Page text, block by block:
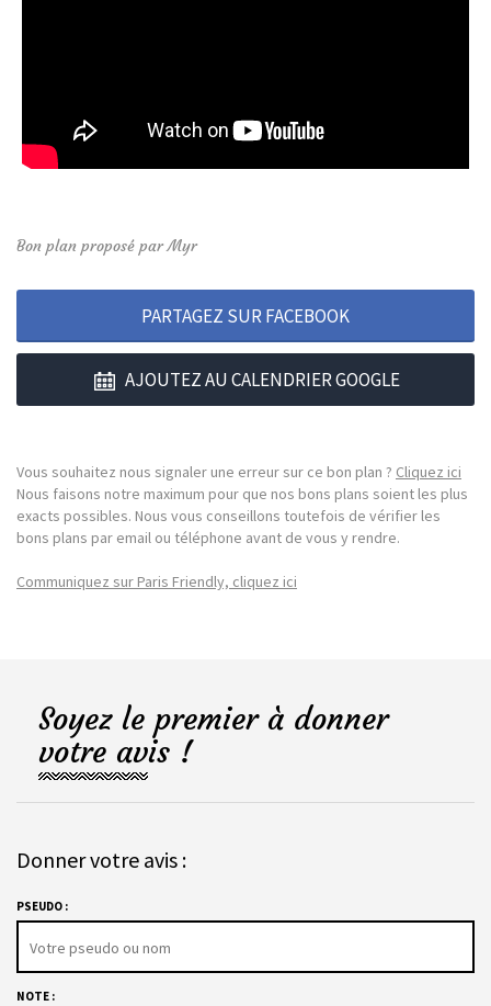
Bon plan proposé par Myr
PARTAGEZ SUR FACEBOOK
AJOUTEZ AU CALENDRIER GOOGLE
Vous souhaitez nous signaler une erreur sur ce bon plan ? Cliquez ici
Nous faisons notre maximum pour que nos bons plans soient les plus
exacts possibles. Nous vous conseillons toutefois de vérifier les
bons plans par email ou téléphone avant de vous y rendre.
Communiquez sur Paris Friendly, cliquez ici
Soyez le premier à donner
votre avis !
Donner votre avis :
PSEUDO :
NOTE :